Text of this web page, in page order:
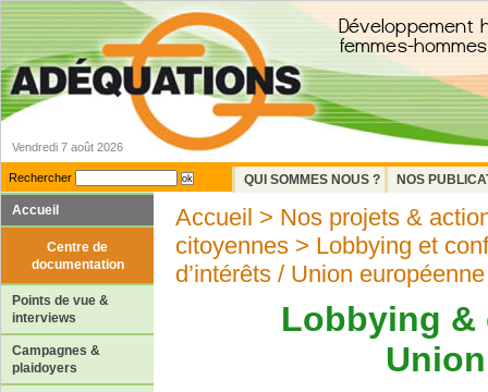
Vendredi 7 août 2026
Rechercher QUI SOMMES NOUS ?
NOS
Accueil
Centre de
documentation
Points de vue &
interviews
Campagnes &
plaidoyers
Accueil > Nos projets &
citoyennes > Lobbying et
d’intérêts / Union européenne
Lobbying &